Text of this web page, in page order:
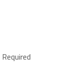
Required